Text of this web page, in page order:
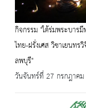
กิจกรรม "ใต้ร่มพระบาร
ไทย-ฝรั่งเศส วิชาเยนท
ลพบุรี"
วันจันทร์ที่ 27 กรกฎาค